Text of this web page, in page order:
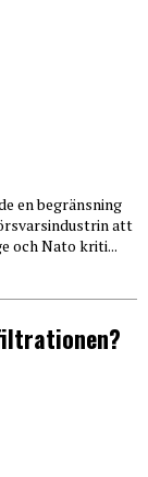
en begränsning
att
och Nato kriti...